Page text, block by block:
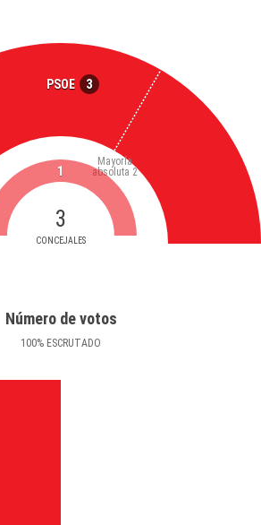
PSOE 3
3
CONCEJALES
Mayoría
absoluta 2
1
Número de votos
100% ESCRUTADO